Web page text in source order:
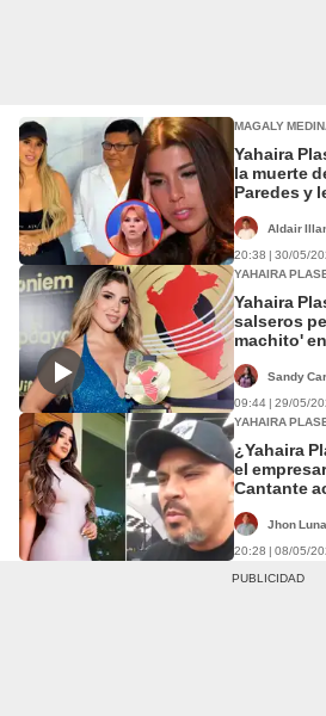
MAGALY
Yahaira
la muerte
Paredes y
Aldair
20:38 | 30/05/
YAHAIRA
Yahaira
salseros
machito'
Sandy
09:44 | 29/05/
YAHAIRA
¿Yahaira
el
Cantante
Jhon Luna
20:28 | 08/05/